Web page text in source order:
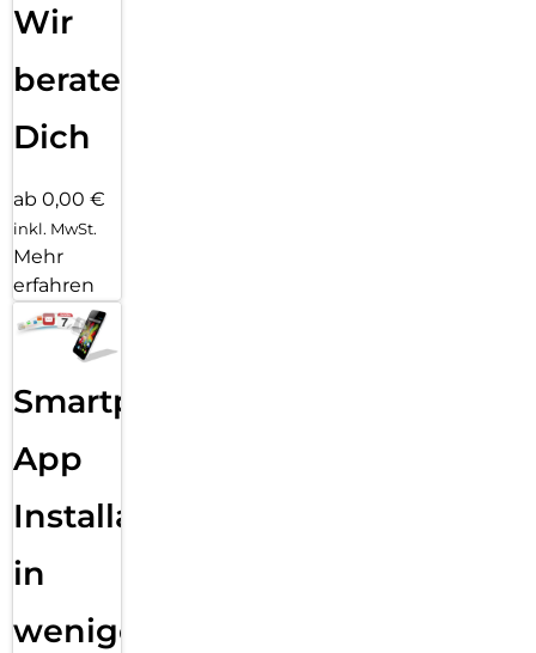
Wir
beraten
Dich
ab 0,00 €
inkl. MwSt.
Mehr
erfahren
Smartphone
App
Installation
in
wenigen